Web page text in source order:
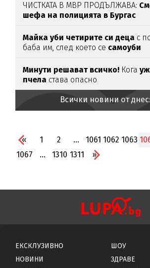
ЧИСТКАТА В МВР ПРОДЪЛЖАВА:
шефа на полицията в Бургас
Майка уби четирите си деца с
баба им, след което се самоуби
Минути решават всичко! Кога
пчела става опасно
Всички новини от днес:
« 1 2 ... 1061 1062 1063
1067
... 1310 1311 »
ЕКСКЛУЗИВНО
НОВИНИ
ШОУ
ЗДРАВЕ